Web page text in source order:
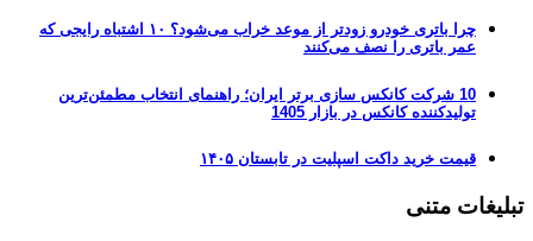
چرا باتری خودرو زودتر از موعد خراب می‌شود؟ ۱۰ اشتباه رایجی که
عمر باتری را نصف می‌کنند
10 شرکت کانکس سازی برتر ایران؛ راهنمای انتخاب مطمئن‌ترین
تولیدکننده کانکس در بازار 1405
قیمت خرید داکت اسپلیت در تابستان ۱۴۰۵
تبلیغات متنی